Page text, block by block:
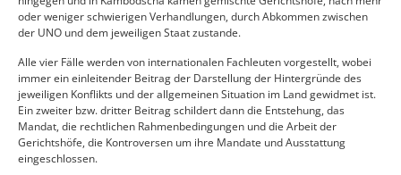
oder weniger schwierigen Verhandlungen, durch Abkommen zwischen
der UNO und dem jeweiligen Staat zustande.
Alle vier Fälle werden von internationalen Fachleuten vorgestellt, wobei
immer ein einleitender Beitrag der Darstellung der Hintergründe des
jeweiligen Konflikts und der allgemeinen Situation im Land gewidmet ist.
Ein zweiter bzw. dritter Beitrag schildert dann die Entstehung, das
Mandat, die rechtlichen Rahmenbedingungen und die Arbeit der
Gerichtshöfe, die Kontroversen um ihre Mandate und Ausstattung
eingeschlossen.